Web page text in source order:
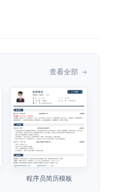
查看全部
程序员简历模板